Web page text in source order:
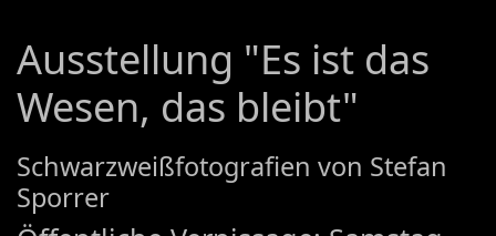
Ausstellung "Es ist das
Wesen, das bleibt"
Schwarzweißfotografien von Stefan
Sporrer